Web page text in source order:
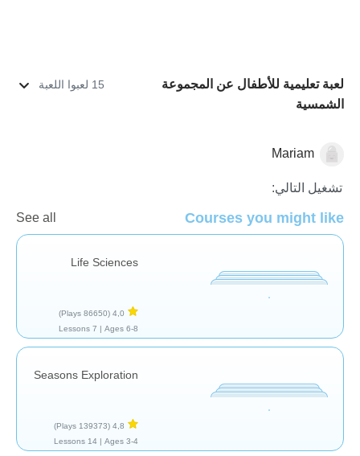
لعبة تعليمية للأطفال عن المجموعة
الشمسية
15 لعبوا اللعبة
النباتاتMariam
تشغيل التالي:
Courses you might like
See all
Life Sciences
4,0
(86650 Plays)
Ages 6-8 |
7 Lessons
Seasons Exploration
4,8
(139373 Plays)
Ages 3-4 |
14 Lessons